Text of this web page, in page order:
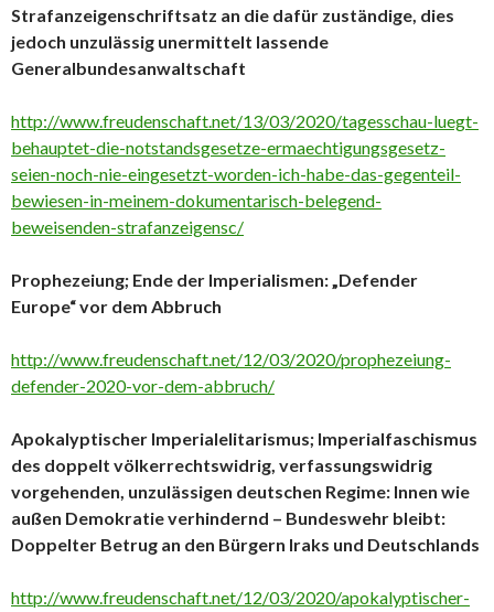
Strafanzeigenschriftsatz an die dafür zuständige, dies
jedoch unzulässig unermittelt lassende
Generalbundesanwaltschaft
http://www.freudenschaft.net/13/03/2020/tagesschau-luegt-
behauptet-die-notstandsgesetze-ermaechtigungsgesetz-
seien-noch-nie-eingesetzt-worden-ich-habe-das-gegenteil-
bewiesen-in-meinem-dokumentarisch-belegend-
beweisenden-strafanzeigensc/
Prophezeiung; Ende der Imperialismen: „Defender
Europe“ vor dem Abbruch
http://www.freudenschaft.net/12/03/2020/prophezeiung-
defender-2020-vor-dem-abbruch/
Apokalyptischer Imperialelitarismus; Imperialfaschismus
des doppelt völkerrechtswidrig, verfassungswidrig
vorgehenden, unzulässigen deutschen Regime: Innen wie
außen Demokratie verhindernd – Bundeswehr bleibt:
Doppelter Betrug an den Bürgern Iraks und Deutschlands
http://www.freudenschaft.net/12/03/2020/apokalyptischer-